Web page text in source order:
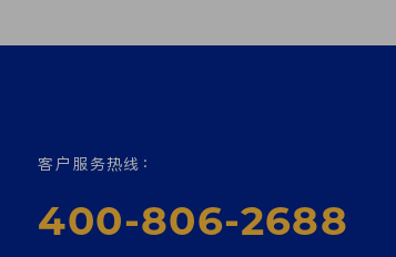
客户服务热线：
400-806-2688